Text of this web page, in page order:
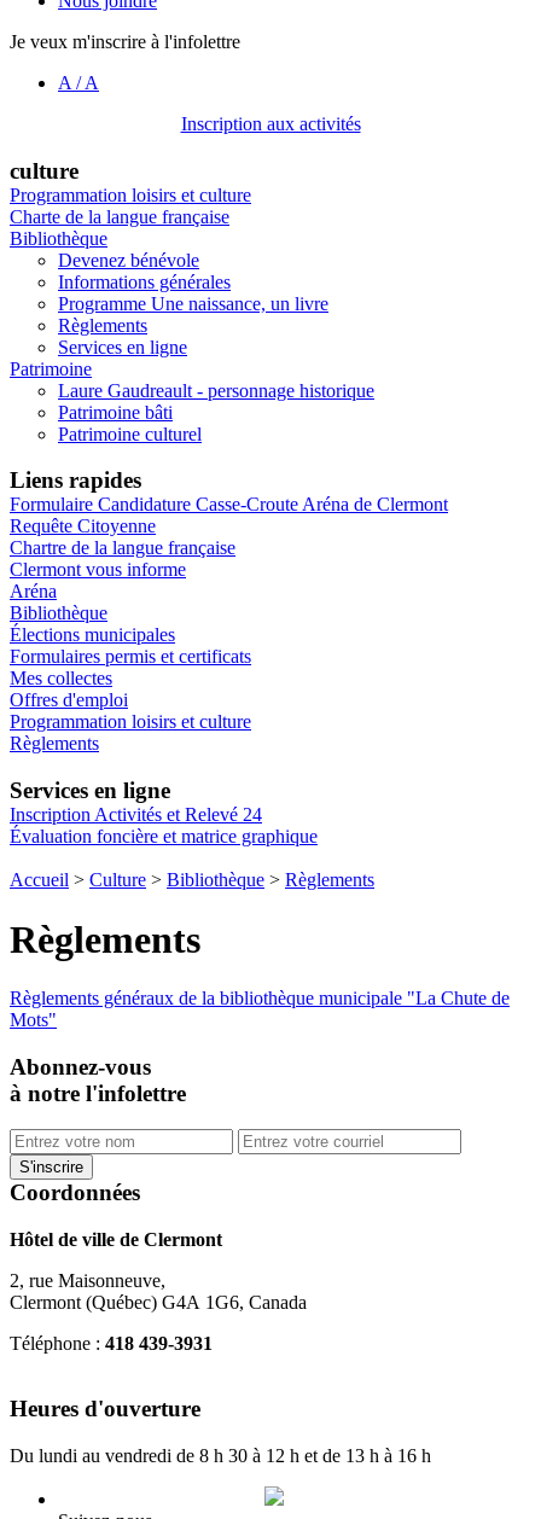
Je veux m'inscrire à l'infolettre
A /A
Inscription aux activités
culture
Programmation loisirs et culture
Charte de la langue française
Bibliothèque
Devenez bénévole
Informations générales
Programme Une naissance, un livre
Règlements
Services en ligne
Patrimoine
Laure Gaudreault - personnage historique
Patrimoine bâti
Patrimoine culturel
Liens rapides
Formulaire Candidature Casse-Croute Aréna de Clermont
Requête Citoyenne
Chartre de la langue française
Clermont vous informe
Aréna
Bibliothèque
Élections municipales
Formulaires permis et certificats
Mes collectes
Offres d'emploi
Programmation loisirs et culture
Règlements
Services en ligne
Inscription Activités et Relevé 24
Évaluation foncière et matrice graphique
Accueil > Culture > Bibliothèque > Règlements
Règlements
Règlements généraux de la bibliothèque municipale "La Chute de
Mots"
Abonnez-vous
à notre l'infolettre
Coordonnées
Hôtel de ville de Clermont
2, rue Maisonneuve,
Clermont (Québec) G4A 1G6, Canada
Téléphone : 418 439-3931
Heures d'ouverture
Du lundi au vendredi de 8 h 30 à 12 h et de 13 h à 16 h